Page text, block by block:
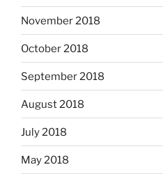
November 2018
October 2018
September 2018
August 2018
July 2018
May 2018